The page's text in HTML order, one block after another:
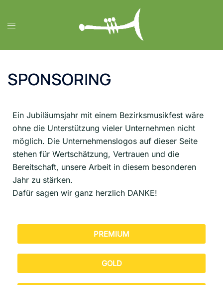
SPONSORING
Ein Jubiläumsjahr mit einem Bezirksmusikfest wäre
ohne die Unterstützung vieler Unternehmen nicht
möglich. Die Unternehmenslogos auf dieser Seite
stehen für Wertschätzung, Vertrauen und die
Bereitschaft, unsere Arbeit in diesem besonderen
Jahr zu stärken.
Dafür sagen wir ganz herzlich DANKE!
PREMIUM
GOLD